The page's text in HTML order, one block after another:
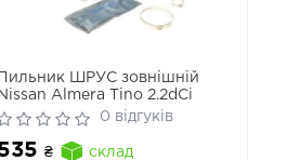
Пильник ШРУС зовнішній
Nissan Almera Tino 2.2dCi
0 відгуків
₴
склад